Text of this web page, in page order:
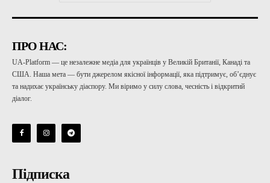
ПРО НАС:
UA-Platform — це незалежне медіа для українців у Великій Британії, Канаді та
США. Наша мета — бути джерелом якісної інформації, яка підтримує, об’єднує
та надихає українську діаспору. Ми віримо у силу слова, чесність і відкритий
діалог.
Підписка